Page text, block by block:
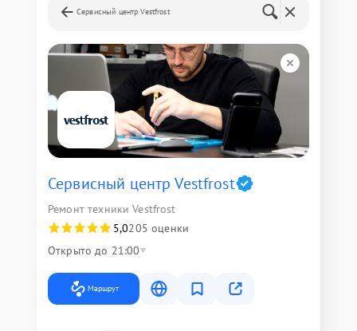
Сервисный центр Vestfrost
Сервисный центр Vestfrost
Ремонт техники Vestfrost
5,0205 оценки
Открыто до 21:00
Маршрут